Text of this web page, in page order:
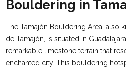
Bouldering in
The Tamajón Bouldering Area, also
de Tamajón, is situated in
remarkable limestone terrain that
enchanted city. This bouldering